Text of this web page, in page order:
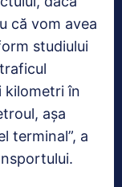
că vom avea
studiului
kilometri în
așa
terminal”, a